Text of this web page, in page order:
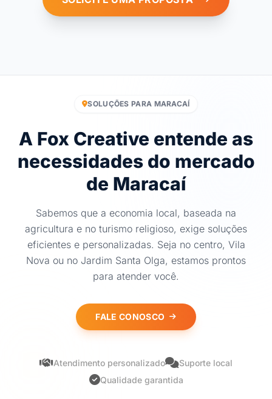
SOLUÇÕES PARA MARACAÍ
A Fox Creative entende as
necessidades do mercado
de Maracaí
Sabemos que a economia local, baseada na
agricultura e no turismo religioso, exige soluções
eficientes e personalizadas. Seja no centro, Vila
Nova ou no Jardim Santa Olga, estamos prontos
para atender você.
FALE CONOSCO
Atendimento personalizado
Suporte local
Qualidade garantida